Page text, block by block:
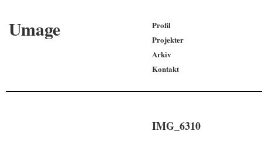
Umage
Profil
Projekter
Arkiv
Kontakt
IMG_6310